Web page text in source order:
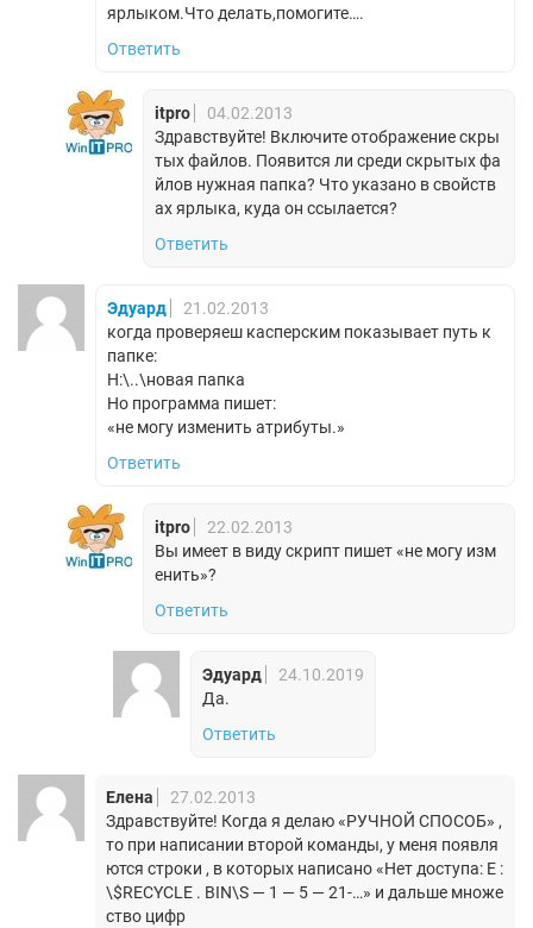
ярлыком.Что делать,помогите….
Ответить
itpro
04.02.2013
Здравствуйте! Включите отображение скры
тых файлов. Появится ли среди скрытых фа
йлов нужная папка? Что указано в свойств
ах ярлыка, куда он ссылается?
Ответить
Эдуард
21.02.2013
когда проверяеш касперским показывает путь к
папке:
H:\..\новая папка
Но программа пишет:
«не могу изменить атрибуты.»
Ответить
itpro
22.02.2013
Вы имеет в виду скрипт пишет «не могу изм
енить»?
Ответить
Эдуард
24.10.2019
Да.
Ответить
Елена
27.02.2013
Здравствуйте! Когда я делаю «РУЧНОЙ СПОСОБ» ,
то при написании второй команды, у меня появля
ются строки , в которых написано «Нет доступа: Е :
\$RECYCLE . BIN\S — 1 — 5 — 21-…» и дальше множе
ство цифр